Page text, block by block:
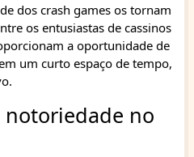
dos crash games os tornam
os entusiastas de cassinos
a oportunidade de
um curto espaço de tempo,
no